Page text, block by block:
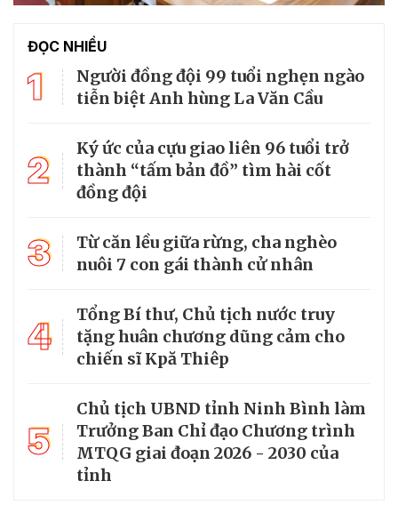
ĐỌC NHIỀU
1
Người đồng đội 99 tuổi nghẹn ngào
tiễn biệt Anh hùng La Văn Cầu
2
Ký ức của cựu giao liên 96 tuổi trở
thành “tấm bản đồ” tìm hài cốt
đồng đội
3
Từ căn lều giữa rừng, cha nghèo
nuôi 7 con gái thành cử nhân
4
Tổng Bí thư, Chủ tịch nước truy
tặng huân chương dũng cảm cho
chiến sĩ Kpă Thiêp
5
Chủ tịch UBND tỉnh Ninh Bình làm
Trưởng Ban Chỉ đạo Chương trình
MTQG giai đoạn 2026 - 2030 của
tỉnh